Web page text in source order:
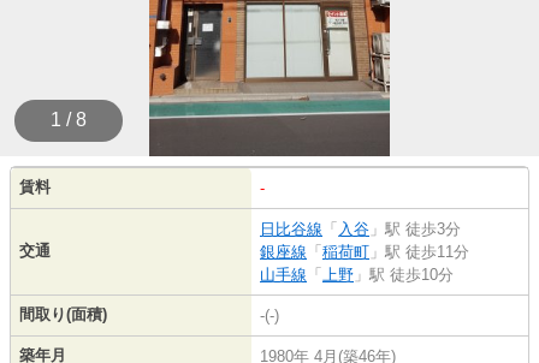
1 / 8
賃料 -
交通
日比谷線 「 入谷 」駅 徒歩3分
銀座線 「 稲荷町 」駅 徒歩11分
山手線 「 上野 」駅 徒歩10分
間取り(面積) -(-)
築年月 1980年 4月(築46年)